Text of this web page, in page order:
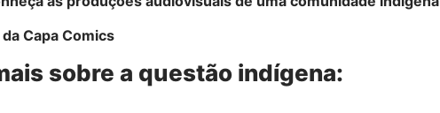
Capa Comics
sobre a questão indígena: